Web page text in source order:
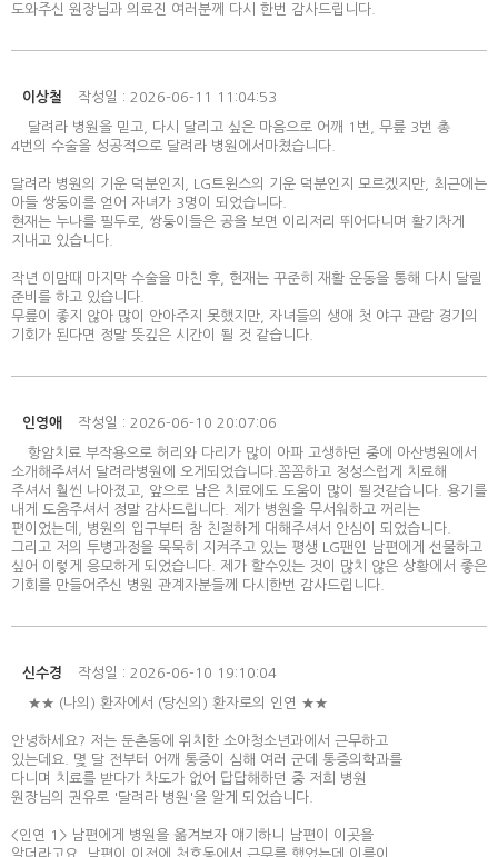
도와주신 원장님과 의료진 여러분께 다시 한번 감사드립니다.
이상철 작성일 : 2026-06-11 11:04:53
달려라 병원을 믿고, 다시 달리고 싶은 마음으로 어깨 1번, 무릎 3번 총
4번의 수술을 성공적으로 달려라 병원에서마쳤습니다.
달려라 병원의 기운 덕분인지, LG트윈스의 기운 덕분인지 모르겠지만, 최근에는
아들 쌍둥이를 얻어 자녀가 3명이 되었습니다.
현재는 누나를 필두로, 쌍둥이들은 공을 보면 이리저리 뛰어다니며 활기차게
지내고 있습니다.
작년 이맘때 마지막 수술을 마친 후, 현재는 꾸준히 재활 운동을 통해 다시 달릴
준비를 하고 있습니다.
무릎이 좋지 않아 많이 안아주지 못했지만, 자녀들의 생애 첫 야구 관람 경기의
기회가 된다면 정말 뜻깊은 시간이 될 것 같습니다.
인영애 작성일 : 2026-06-10 20:07:06
항암치료 부작용으로 허리와 다리가 많이 아파 고생하던 중에 아산병원에서
소개해주셔서 달려라병원에 오게되었습니다.꼼꼼하고 정성스럽게 치료해
주셔서 훨씬 나아졌고, 앞으로 남은 치료에도 도움이 많이 될것같습니다. 용기를
내게 도움주셔서 정말 감사드립니다. 제가 병원을 무서워하고 꺼리는
편이었는데, 병원의 입구부터 참 친절하게 대해주셔서 안심이 되었습니다.
그리고 저의 투병과정을 묵묵히 지켜주고 있는 평생 LG팬인 남편에게 선물하고
싶어 이렇게 응모하게 되었습니다. 제가 할수있는 것이 많치 않은 상황에서 좋은
기회를 만들어주신 병원 관계자분들께 다시한번 감사드립니다.
신수경 작성일 : 2026-06-10 19:10:04
★★ (나의) 환자에서 (당신의) 환자로의 인연 ★★
안녕하세요? 저는 둔촌동에 위치한 소아청소년과에서 근무하고
있는데요. 몇 달 전부터 어깨 통증이 심해 여러 군데 통증의학과를
다니며 치료를 받다가 차도가 없어 답답해하던 중 저희 병원
원장님의 권유로 '달려라 병원'을 알게 되었습니다.
<인연 1> 남편에게 병원을 옮겨보자 얘기하니 남편이 이곳을